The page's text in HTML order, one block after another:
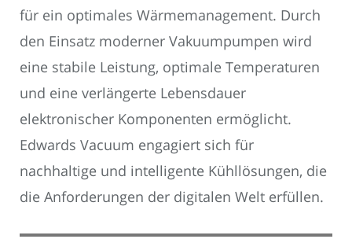
für ein optimales Wärmemanagement. Durch
den Einsatz moderner Vakuumpumpen wird
eine stabile Leistung, optimale Temperaturen
und eine verlängerte Lebensdauer
elektronischer Komponenten ermöglicht.
Edwards Vacuum engagiert sich für
nachhaltige und intelligente Kühllösungen, die
die Anforderungen der digitalen Welt erfüllen.